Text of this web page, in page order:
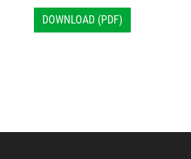
DOWNLOAD (PDF)